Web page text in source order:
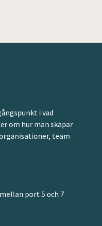
i vad
om hur man skapar
team
port 5 och 7